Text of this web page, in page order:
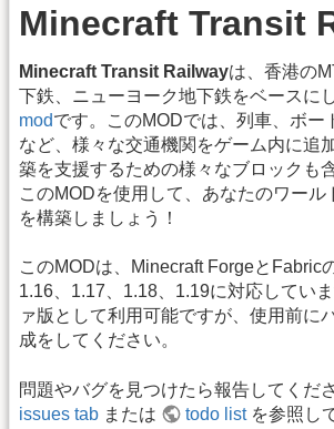
Minecraft Transit
Minecraft Transit Railwayは、香港の
下鉄、ニューヨーク地下鉄をベースに
modです。このMODでは、列車、ボー
など、様々な交通機関をゲーム内に追
築を支援するための様々なブロックも
このMODを使用して、あなたのワール
を構築しましょう！
このMODは、Minecraft ForgeとFabric
1.16、1.17、1.18、1.19に対応してい
ァ版として利用可能ですが、使用前に
成をしてください。
問題やバグを見つけたら報告してくだ
issues tab または todo listを参照し